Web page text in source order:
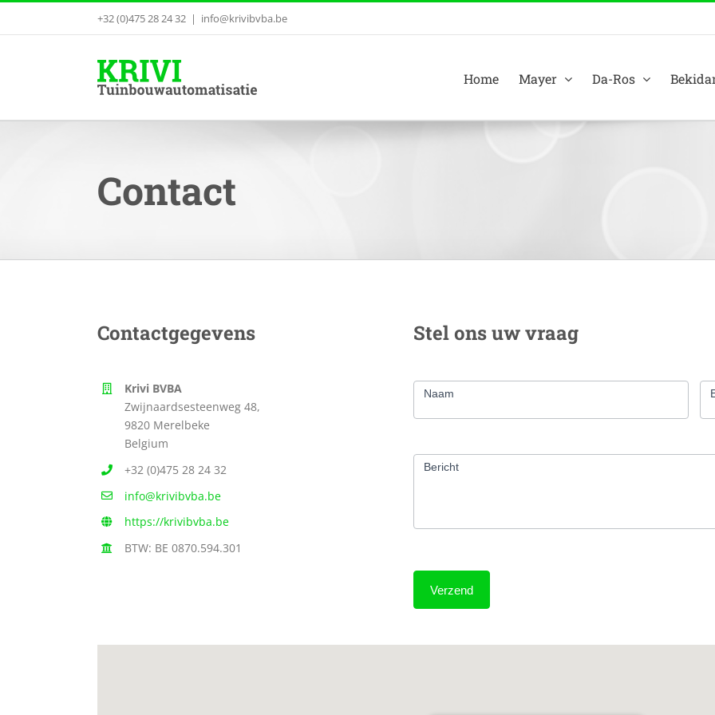
+32 (0)475 28 24 32 | info@krivibvba.be
Home Mayer Da-Ros
Contact
Contactgegevens
Krivi BVBA
Zwijnaardsesteenweg 48,
9820 Merelbeke
Belgium
+32 (0)475 28 24 32
info@krivibvba.be
https://krivibvba.be
BTW: BE 0870.594.301
Stel ons uw vraag
formNaam
Bericht
Verzend